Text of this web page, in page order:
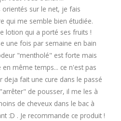
sur le net, je fais
qui me semble bien étudiée.
lotion qui a porté ses fruits !
une fois par semaine en bain
"mentholé" est forte mais
même temps... ce n'est pas
deja fait une cure dans le passé
de pousser, il me les à
de cheveux dans le bac à
:D . Je recommande ce produit !